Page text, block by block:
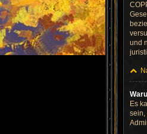
und
Es
sein,